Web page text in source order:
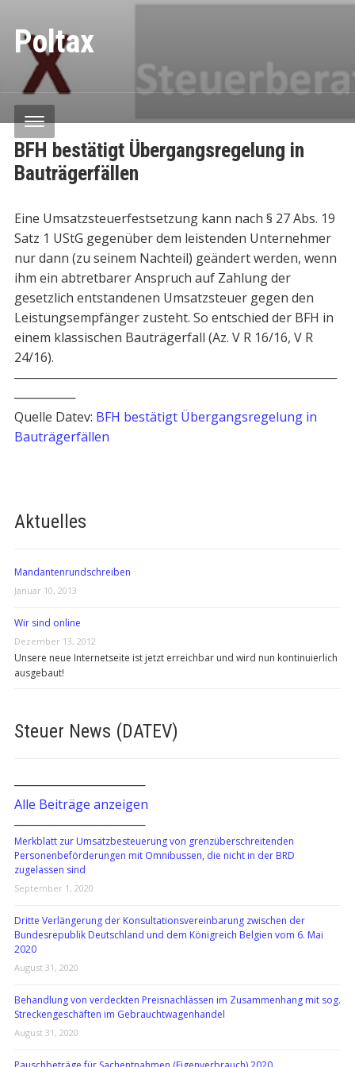
Poltax
Aktuelles
Mandantenrundschreiben
Januar 10, 2013
Wir sind online
Dezember 13, 2012
Unsere neue Internetseite ist jetzt erreichbar und wird nun kontinuierlich
ausgebaut!
BFH bestätigt Übergangsregelung in
Bauträgerfällen
Eine Umsatzsteuerfestsetzung kann nach § 27 Abs. 19
Satz 1 UStG gegenüber dem leistenden Unternehmer
nur dann (zu seinem Nachteil) geändert werden, wenn
ihm ein abtretbarer Anspruch auf Zahlung der
gesetzlich entstandenen Umsatzsteuer gegen den
Leistungsempfänger zusteht. So entschied der BFH in
einem klassischen Bauträgerfall (Az. V R 16/16, V R
24/16).
─────────────────────────────────────
───────
Quelle Datev: BFH bestätigt Übergangsregelung in
Bauträgerfällen
Steuer News (DATEV)
───────────────
Alle Beiträge anzeigen
───────────────
Merkblatt zur Umsatzbesteuerung von grenzüberschreitenden
Personenbeförderungen mit Omnibussen, die nicht in der BRD
zugelassen sind
September 1, 2020
Dritte Verlängerung der Konsultationsvereinbarung zwischen der
Bundesrepublik Deutschland und dem Königreich Belgien vom 6. Mai
2020
August 31, 2020
Behandlung von verdeckten Preisnachlässen im Zusammenhang mit sog.
Streckengeschäften im Gebrauchtwagenhandel
August 31, 2020